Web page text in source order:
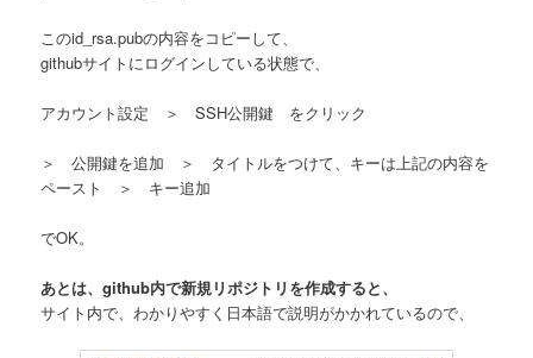
このid_rsa.pubの内容をコピーして、
githubサイトにログインしている状態で、
アカウント設定 ＞ SSH公開鍵 をクリック
＞ 公開鍵を追加 ＞ タイトルをつけて、キーは上記の内容を
ペースト ＞ キー追加
でOK。
あとは、github内で新規リポジトリを作成すると、
サイト内で、わかりやすく日本語で説明がかかれているので、